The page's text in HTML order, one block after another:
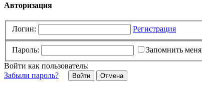
Авторизация
Логин: Регистрация
Пароль:
Запомнить меня
Войти как пользователь:
Забыли пароль?
Отмена